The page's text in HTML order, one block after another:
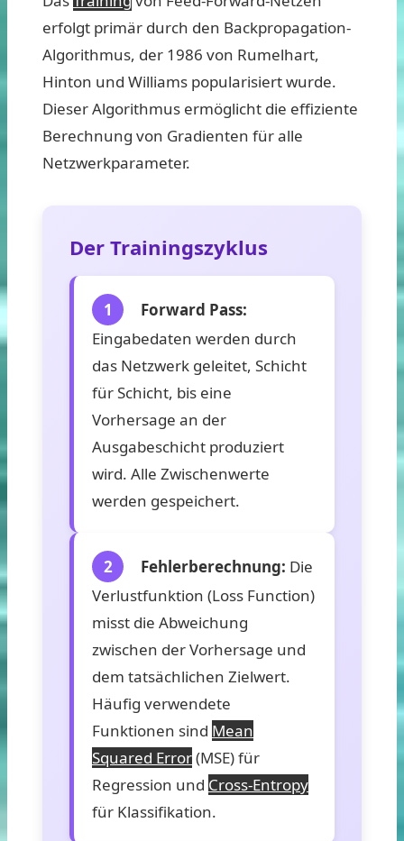
erfolgt primär durch den Backpropagation-
Algorithmus, der 1986 von Rumelhart,
Hinton und Williams popularisiert wurde.
Dieser Algorithmus ermöglicht die effiziente
Berechnung von Gradienten für alle
Netzwerkparameter.
Der Trainingszyklus
1
Forward Pass:
Eingabedaten werden durch
das Netzwerk geleitet, Schicht
für Schicht, bis eine
Vorhersage an der
Ausgabeschicht produziert
wird. Alle Zwischenwerte
werden gespeichert.
2 Fehlerberechnung: Die
Verlustfunktion (Loss Function)
misst die Abweichung
zwischen der Vorhersage und
dem tatsächlichen Zielwert.
Häufig verwendete
Funktionen sind Mean
Squared Error(MSE) für
Regression und Cross-Entropy
für Klassifikation.